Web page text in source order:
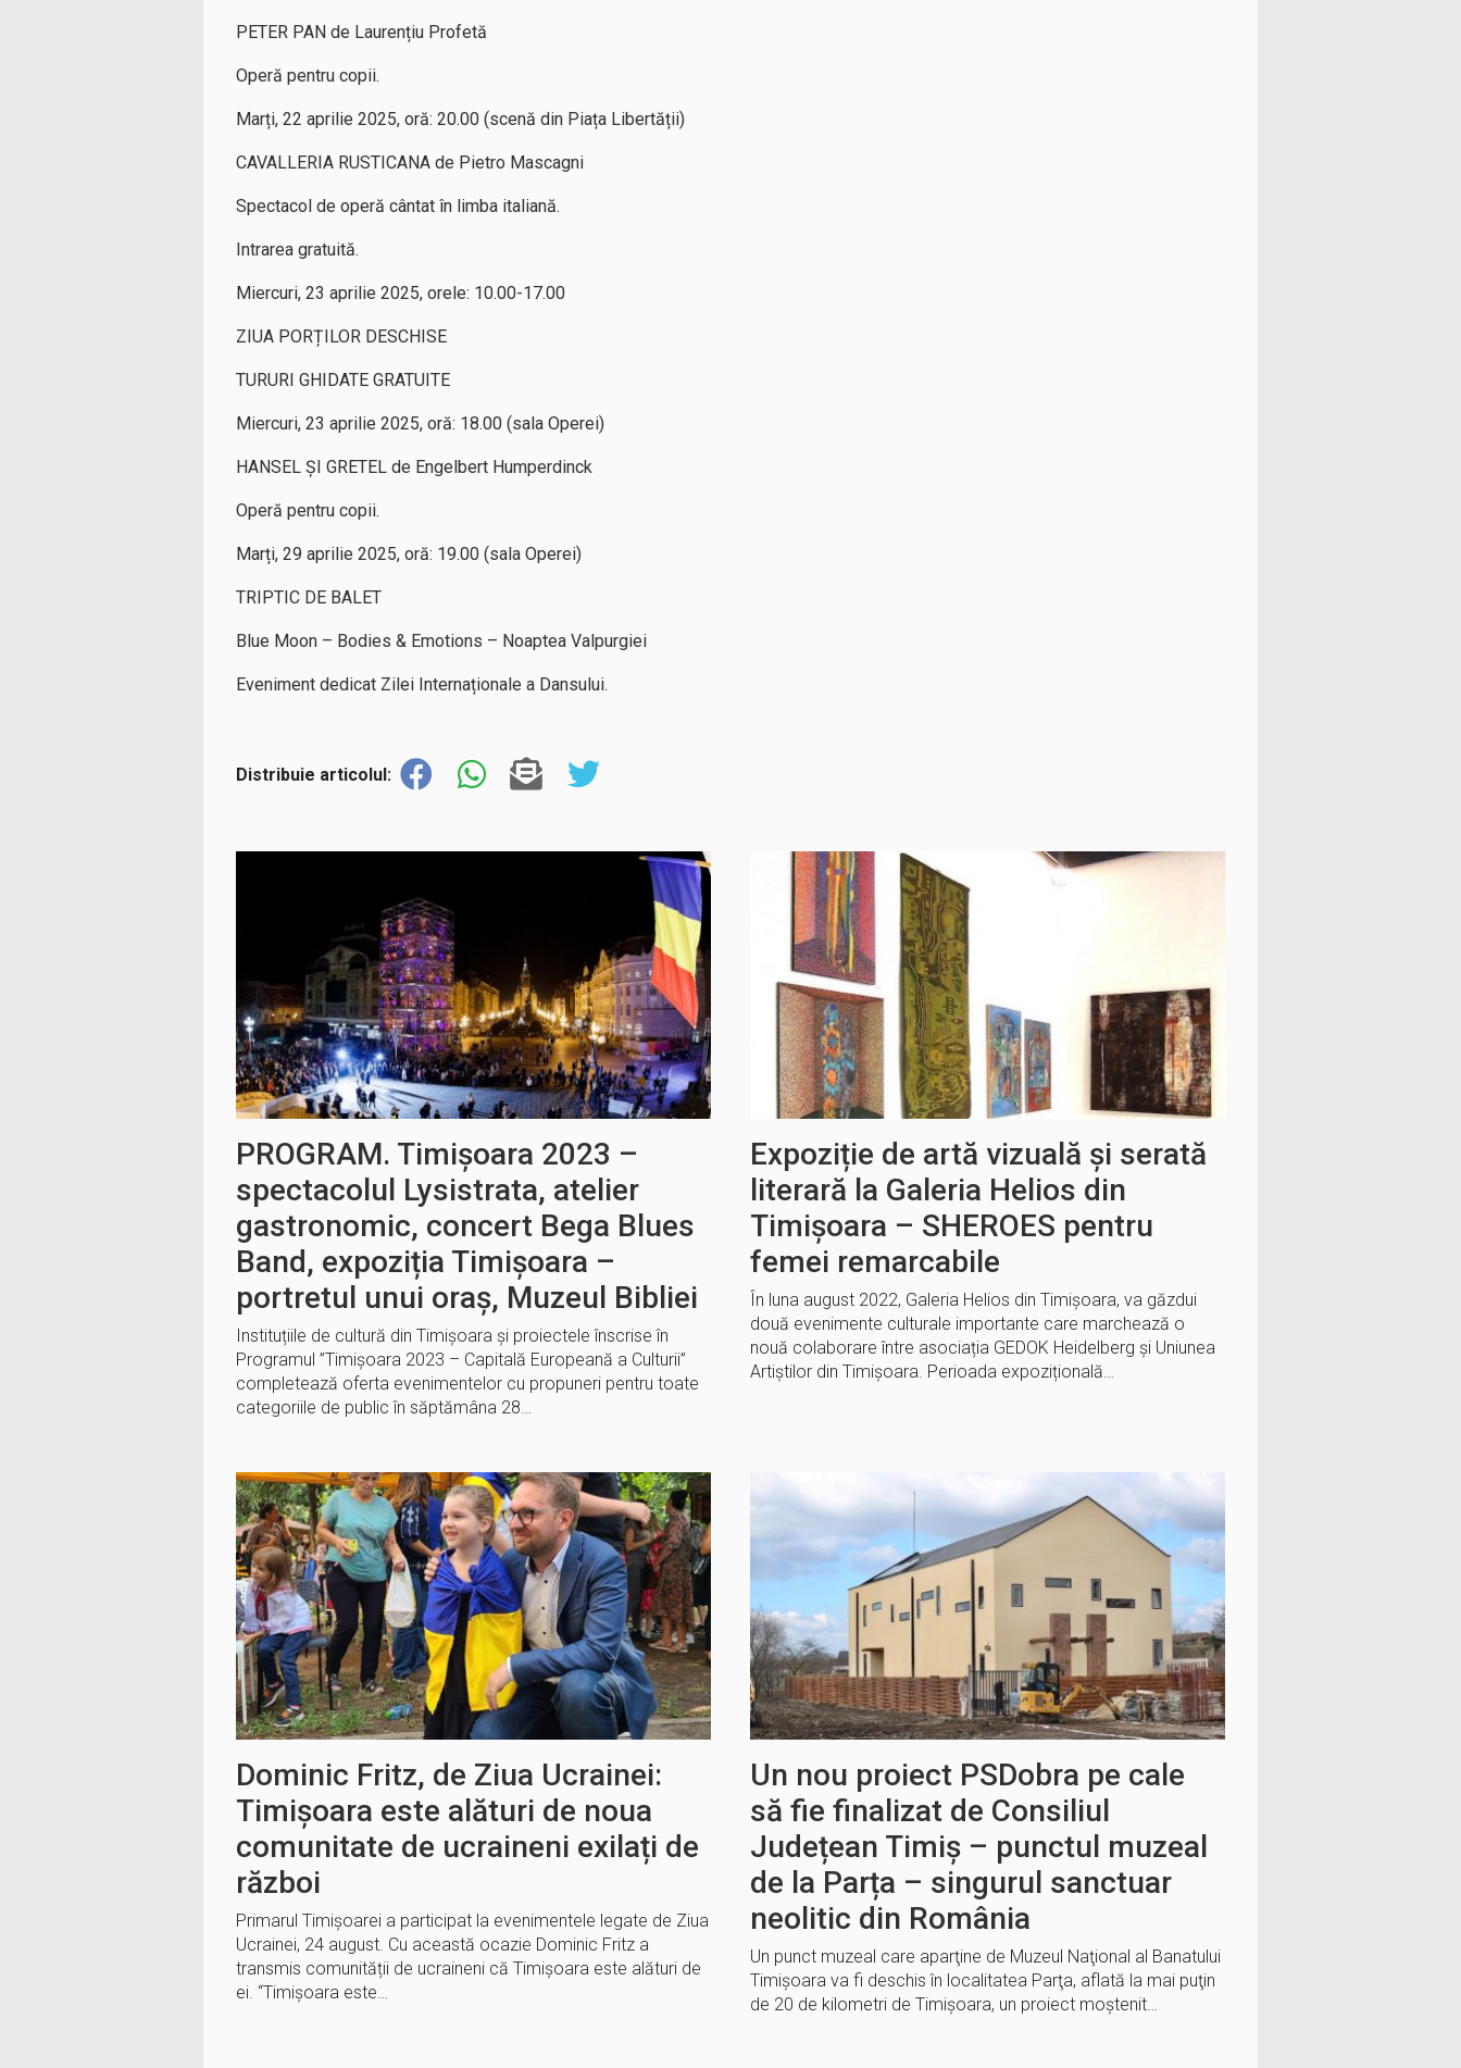
PETER PAN de Laurențiu Profetă
Operă pentru copii.
Marți, 22 aprilie 2025, oră: 20.00 (scenă din Piața Libertății)
CAVALLERIA RUSTICANA de Pietro Mascagni
Spectacol de operă cântat în limba italiană.
Intrarea gratuită.
Miercuri, 23 aprilie 2025, orele: 10.00-17.00
ZIUA PORȚILOR DESCHISE
TURURI GHIDATE GRATUITE
Miercuri, 23 aprilie 2025, oră: 18.00 (sala Operei)
HANSEL ȘI GRETEL de Engelbert Humperdinck
Operă pentru copii.
Marți, 29 aprilie 2025, oră: 19.00 (sala Operei)
TRIPTIC DE BALET
Blue Moon – Bodies & Emotions – Noaptea Valpurgiei
Eveniment dedicat Zilei Internaționale a Dansului.
Distribuie articolul:
PROGRAM. Timișoara 2023 –
spectacolul Lysistrata, atelier
gastronomic, concert Bega Blues
Band, expoziția Timişoara –
portretul unui oraş, Muzeul Bibliei
Instituțiile de cultură din Timișoara și proiectele înscrise în
Programul ”Timișoara 2023 – Capitală Europeană a Culturii”
completează oferta evenimentelor cu propuneri pentru toate
categoriile de public în săptămâna 28…
Expoziție de artă vizuală și serată
literară la Galeria Helios din
Timișoara – SHEROES pentru
femei remarcabile
În luna august 2022, Galeria Helios din Timișoara, va găzdui
două evenimente culturale importante care marchează o
nouă colaborare între asociația GEDOK Heidelberg și Uniunea
Artiștilor din Timișoara. Perioada expozițională…
Dominic Fritz, de Ziua Ucrainei:
Timișoara este alături de noua
comunitate de ucraineni exilați de
război
Primarul Timișoarei a participat la evenimentele legate de Ziua
Ucrainei, 24 august. Cu această ocazie Dominic Fritz a
transmis comunității de ucraineni că Timișoara este alături de
ei. “Timișoara este…
Un nou proiect PSDobra pe cale
să fie finalizat de Consiliul
Județean Timiș – punctul muzeal
de la Parța – singurul sanctuar
neolitic din România
Un punct muzeal care aparţine de Muzeul Naţional al Banatului
Timişoara va fi deschis în localitatea Parţa, aflată la mai puţin
de 20 de kilometri de Timişoara, un proiect moștenit…